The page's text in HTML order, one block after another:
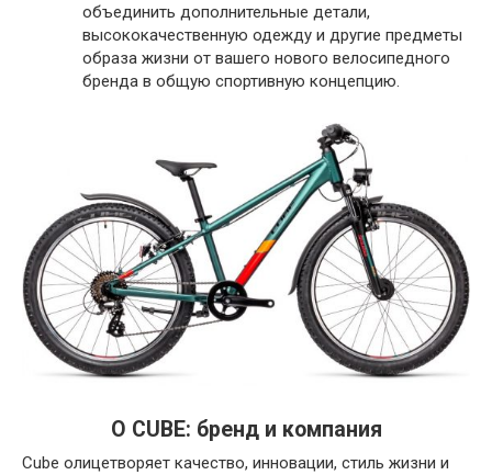
объединить дополнительные детали,
высококачественную одежду и другие предметы
образа жизни от вашего нового велосипедного
бренда в общую спортивную концепцию.
О CUBE: бренд и компания
Cube олицетворяет качество, инновации, стиль жизни и